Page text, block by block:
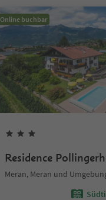
Online buchbar
Residence
Meran, Meran und